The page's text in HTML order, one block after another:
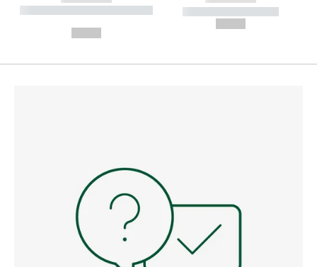
----------- ----------- --------
----------- -----------